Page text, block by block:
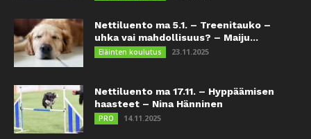
Nettiluento ma 5.1. – Treenitauko –
uhka vai mahdollisuus? – Maiju...
Eläinten koulutus 23.11.2025
Nettiluento ma 17.11. – Hyppäämisen
haasteet – Nina Hänninen
PRO 14.11.2025